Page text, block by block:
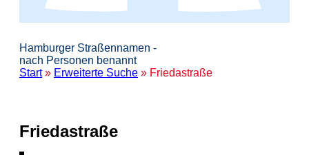
Hamburger Straßennamen -
nach Personen benannt
Start» Erweiterte Suche » Friedastraße
Friedastraße